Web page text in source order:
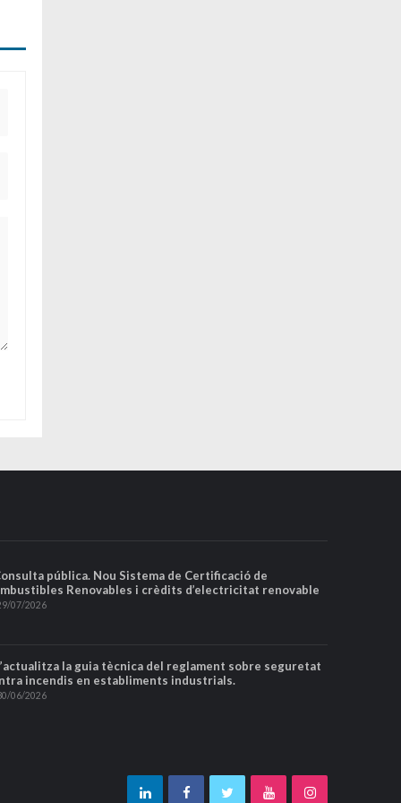
pública. Nou Sistema de Certificació de
Renovables i crèdits d’electricitat renovable
07/2026
la guia tècnica del reglament sobre seguretat
incendis en establiments industrials.
06/2026